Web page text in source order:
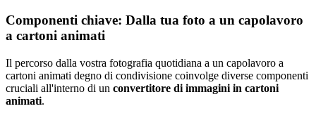
Componenti chiave: Dalla tua foto a un capolavoro
a cartoni animati
Il percorso dalla vostra fotografia quotidiana a un capolavoro a
cartoni animati degno di condivisione coinvolge diverse componenti
cruciali all'interno di un convertitore di immagini in cartoni
animati.